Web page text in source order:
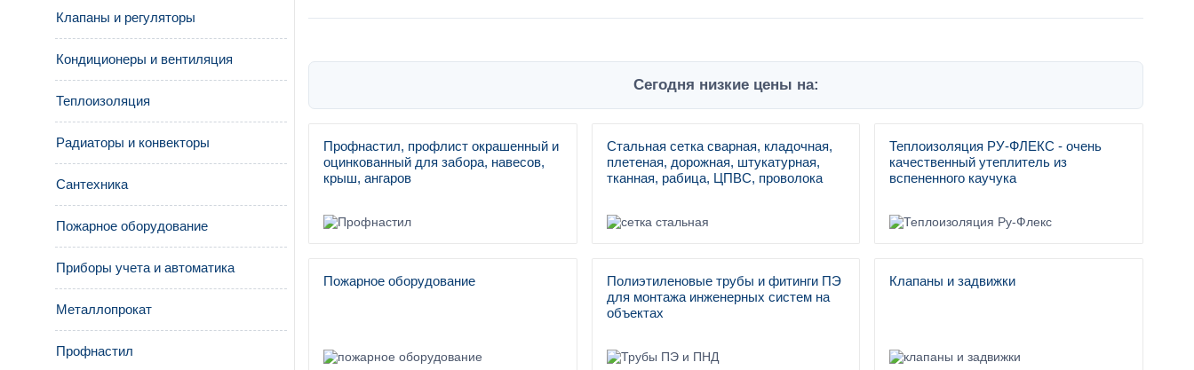
Клапаны и регуляторы
Кондиционеры и вентиляция
Теплоизоляция
Радиаторы и конвекторы
Сантехника
Пожарное оборудование
Приборы учета и автоматика
Металлопрокат
Профнастил
Сегодня низкие цены на:
Профнастил, профлист окрашенный и
оцинкованный для забора, навесов,
крыш, ангаров
Стальная сетка сварная, кладочная,
плетеная, дорожная, штукатурная,
тканная, рабица, ЦПВС, проволока
Теплоизоляция РУ-ФЛЕКС - очень
качественный утеплитель из
вспененного каучука
Пожарное оборудование
Полиэтиленовые трубы и фитинги ПЭ
для монтажа инженерных систем на
объектах
Клапаны и задвижки